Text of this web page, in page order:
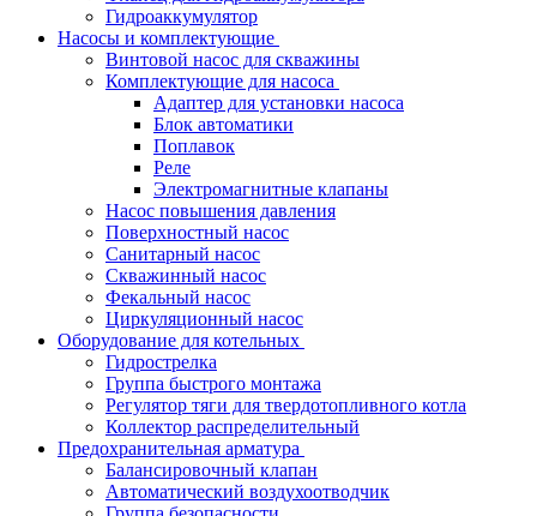
Гидроаккумулятор
Насосы и комплектующие
Винтовой насос для скважины
Комплектующие для насоса
Адаптер для установки насоса
Блок автоматики
Поплавок
Реле
Электромагнитные клапаны
Насос повышения давления
Поверхностный насос
Санитарный насос
Скважинный насос
Фекальный насос
Циркуляционный насос
Оборудование для котельных
Гидрострелка
Группа быстрого монтажа
Регулятор тяги для твердотопливного котла
Коллектор распределительный
Предохранительная арматура
Балансировочный клапан
Автоматический воздухоотводчик